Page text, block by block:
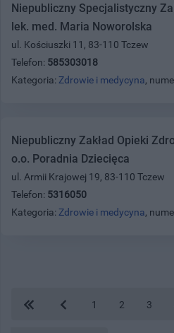
Niepubliczny Specjalistyczny
lek. med. Maria Noworolska
ul. Kościuszki 11, 83-110 Tczew
Telefon: 585303018
Kategoria: Zdrowie i medycyna,
Niepubliczny Zakład Opieki
o.o. Poradnia Dziecięca
ul. Armii Krajowej 19, 83-110 Tczew
Telefon: 5316050
Kategoria: Zdrowie i medycyna,
1 2 3